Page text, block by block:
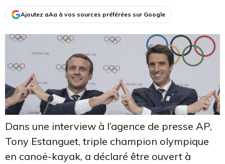
Ajoutez aAa à vos sources préférées sur Google
Dans une interview à l’agence de presse AP,
Tony Estanguet, triple champion olympique
en canoë-kayak, a déclaré être ouvert à